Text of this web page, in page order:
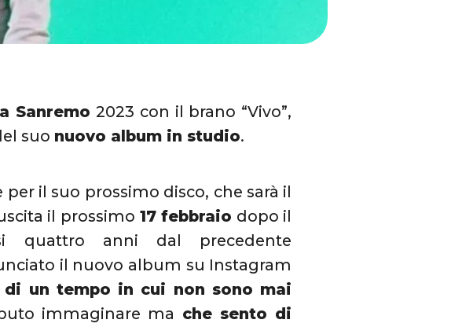
Sanremo 2023 con il brano “Vivo”,
suo nuovo album in studio.
il suo prossimo disco, che sarà il
il prossimo 17 febbraio dopo il
quattro anni dal precedente
il nuovo album su Instagram
un tempo in cui non sono mai
immaginare ma che sento di